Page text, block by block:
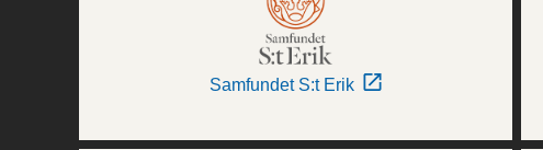
Samfundet S:t Erik